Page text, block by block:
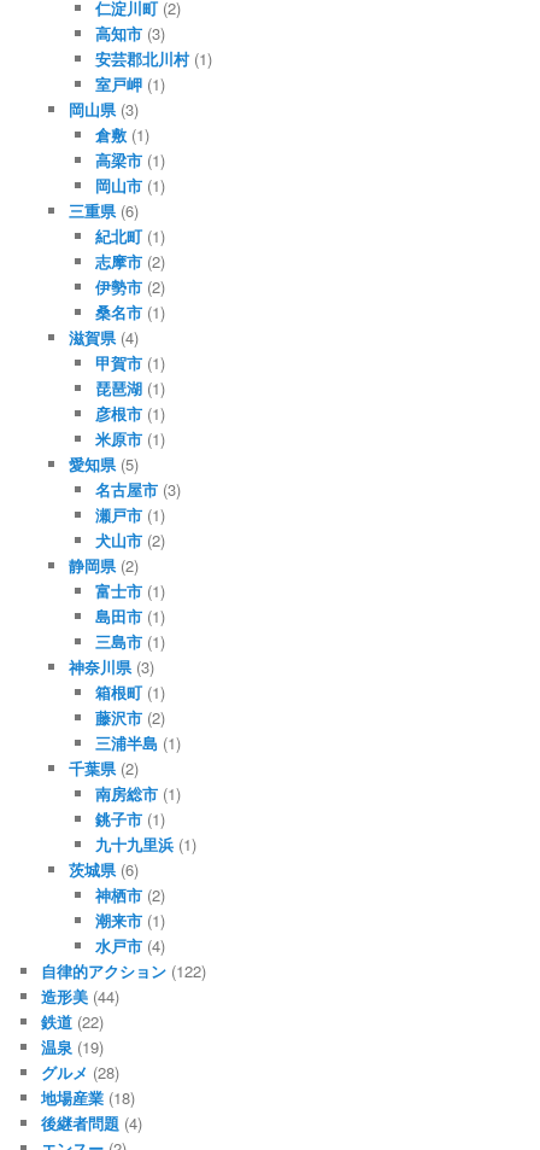
仁淀川町 (2)
高知市 (3)
安芸郡北川村(1)
室戸岬 (1)
岡山県(3)
倉敷 (1)
高梁市 (1)
岡山市 (1)
三重県(6)
紀北町 (1)
志摩市 (2)
伊勢市 (2)
桑名市 (1)
滋賀県(4)
甲賀市 (1)
琵琶湖 (1)
彦根市 (1)
米原市 (1)
愛知県(5)
名古屋市 (3)
瀬戸市 (1)
犬山市 (2)
静岡県(2)
富士市 (1)
島田市 (1)
三島市 (1)
神奈川県(3)
箱根町 (1)
藤沢市 (2)
三浦半島 (1)
千葉県(2)
南房総市 (1)
銚子市 (1)
九十九里浜 (1)
茨城県(6)
神栖市 (2)
潮来市 (1)
水戸市 (4)
自律的アクション (122)
造形美 (44)
鉄道 (22)
温泉 (19)
グルメ (28)
地場産業 (18)
後継者問題 (4)